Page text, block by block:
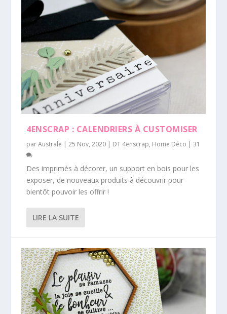
4ENSCRAP : CALENDRIERS À CUSTOMISER
parAustrale |25 Nov, 2020 | DT 4enscrap, Home Déco |31
Des imprimés à décorer, un support en bois pour les
exposer, de nouveaux produits à découvrir pour
bientôt pouvoir les offrir !
LIRE LA SUITE